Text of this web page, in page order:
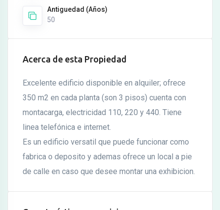
Antiguedad (Años)
50
Acerca de esta Propiedad
Excelente edificio disponible en alquiler; ofrece
350 m2 en cada planta (son 3 pisos) cuenta con
montacarga, electricidad 110, 220 y 440. Tiene
linea telefónica e internet.
Es un edificio versatil que puede funcionar como
fabrica o deposito y ademas ofrece un local a pie
de calle en caso que desee montar una exhibicion.